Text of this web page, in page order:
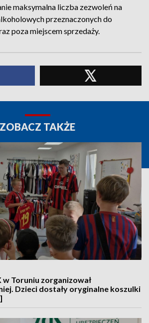
maksymalna liczba zezwoleń na
przeznaczonych do
poza miejscem sprzedaży.
ZOBACZ TAKŻE
w Toruniu zorganizował
Dzieci dostały oryginalne koszulki